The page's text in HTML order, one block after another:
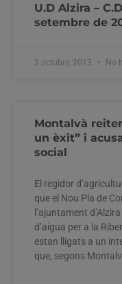
U.D Alzira –
setembre de
2 octubre, 2013 No
Montalvà
un èxit” i
social
El regidor
que el Nou Pla de
l’ajuntament
d’aigua per a la
estan lligats a un
que, segons